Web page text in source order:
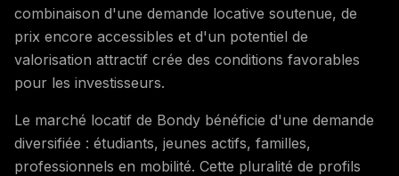
combinaison d'une demande locative soutenue, de
prix encore accessibles et d'un potentiel de
valorisation attractif crée des conditions favorables
pour les investisseurs.
Le marché locatif de Bondy bénéficie d'une demande
diversifiée : étudiants, jeunes actifs, familles,
professionnels en mobilité. Cette pluralité de profils